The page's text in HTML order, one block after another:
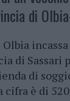
di
di Sassari
di
cifra è di